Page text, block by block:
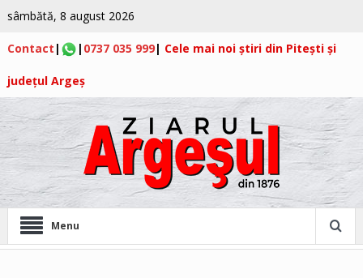
sâmbătă, 8 august 2026
Contact | | 0737 035 999| Cele mai noi știri din Pitești și
județul Argeș
Menu